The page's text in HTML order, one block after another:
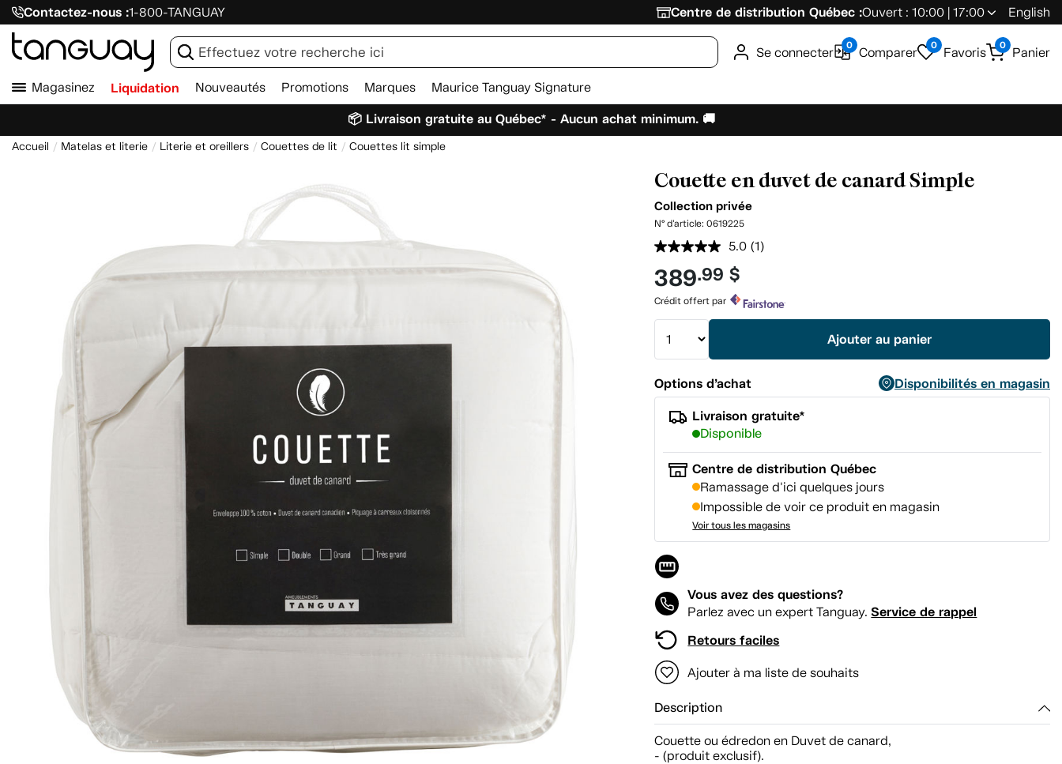
Contactez-nous :1-800-TANGUAY Centre de distribution Québec :Ouvert : 10:00 | 17:00 English
Se connecter 0 Comparer 0 Favoris 0 Panier
Magasinez Liquidation Nouveautés Promotions Marques Maurice Tanguay Signature
📦 Livraison gratuite au Québec* - Aucun achat minimum. 🚚
Accueil Matelas et literie Literie et oreillers Couettes de lit Couettes lit simple
Couette en duvet de canard Simple
Collection privée
N° d'article:0619225
5.0 Lire
vers
(1)
389.99 $
Crédit offert par
Ajouter au panier
Options d’achat
Disponibilités en magasin
Livraison gratuite*
Disponible
Centre de distribution Québec
Ramassage d'ici quelques jours
Impossible de voir ce produit en magasin
Voir tous les magasins
Vous avez des questions?
Parlez avec un expert Tanguay.Service de rappel
Retours faciles
Ajouter à ma liste de souhaits
Description
Couette ou édredon en Duvet de canard,
- (produit exclusif).